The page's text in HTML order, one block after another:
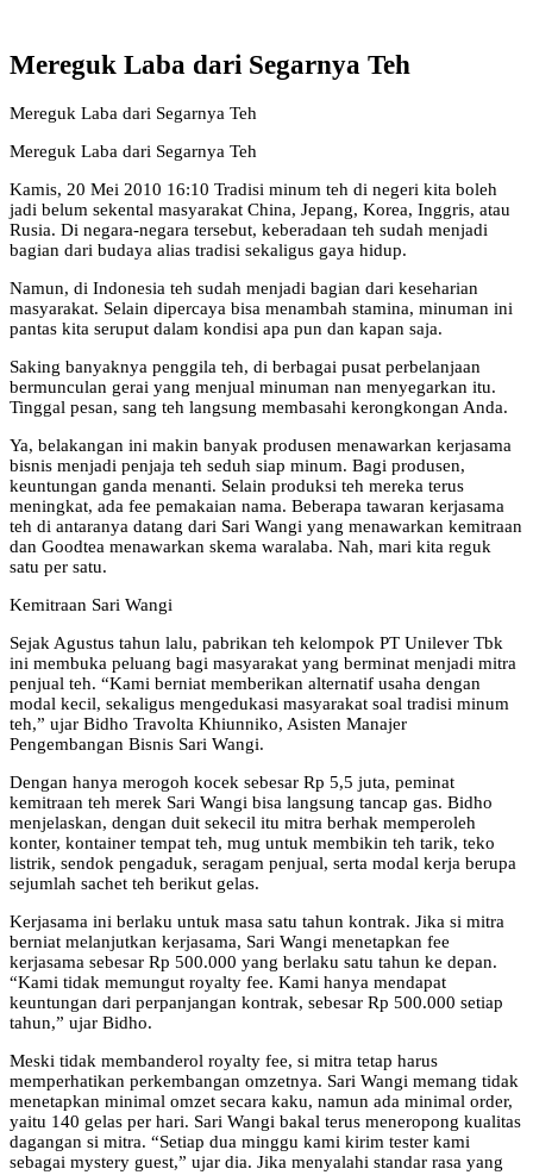
Mereguk Laba dari Segarnya Teh
Mereguk Laba dari Segarnya Teh
Mereguk Laba dari Segarnya Teh
Kamis, 20 Mei 2010 16:10 Tradisi minum teh di negeri kita boleh
jadi belum sekental masyarakat China, Jepang, Korea, Inggris, atau
Rusia. Di negara-negara tersebut, keberadaan teh sudah menjadi
bagian dari budaya alias tradisi sekaligus gaya hidup.
Namun, di Indonesia teh sudah menjadi bagian dari keseharian
masyarakat. Selain dipercaya bisa menambah stamina, minuman ini
pantas kita seruput dalam kondisi apa pun dan kapan saja.
Saking banyaknya penggila teh, di berbagai pusat perbelanjaan
bermunculan gerai yang menjual minuman nan menyegarkan itu.
Tinggal pesan, sang teh langsung membasahi kerongkongan Anda.
Ya, belakangan ini makin banyak produsen menawarkan kerjasama
bisnis menjadi penjaja teh seduh siap minum. Bagi produsen,
keuntungan ganda menanti. Selain produksi teh mereka terus
meningkat, ada fee pemakaian nama. Beberapa tawaran kerjasama
teh di antaranya datang dari Sari Wangi yang menawarkan kemitraan
dan Goodtea menawarkan skema waralaba. Nah, mari kita reguk
satu per satu.
Kemitraan Sari Wangi
Sejak Agustus tahun lalu, pabrikan teh kelompok PT Unilever Tbk
ini membuka peluang bagi masyarakat yang berminat menjadi mitra
penjual teh. “Kami berniat memberikan alternatif usaha dengan
modal kecil, sekaligus mengedukasi masyarakat soal tradisi minum
teh,” ujar Bidho Travolta Khiunniko, Asisten Manajer
Pengembangan Bisnis Sari Wangi.
Dengan hanya merogoh kocek sebesar Rp 5,5 juta, peminat
kemitraan teh merek Sari Wangi bisa langsung tancap gas. Bidho
menjelaskan, dengan duit sekecil itu mitra berhak memperoleh
konter, kontainer tempat teh, mug untuk membikin teh tarik, teko
listrik, sendok pengaduk, seragam penjual, serta modal kerja berupa
sejumlah sachet teh berikut gelas.
Kerjasama ini berlaku untuk masa satu tahun kontrak. Jika si mitra
berniat melanjutkan kerjasama, Sari Wangi menetapkan fee
kerjasama sebesar Rp 500.000 yang berlaku satu tahun ke depan.
“Kami tidak memungut royalty fee. Kami hanya mendapat
keuntungan dari perpanjangan kontrak, sebesar Rp 500.000 setiap
tahun,” ujar Bidho.
Meski tidak membanderol royalty fee, si mitra tetap harus
memperhatikan perkembangan omzetnya. Sari Wangi memang tidak
menetapkan minimal omzet secara kaku, namun ada minimal order,
yaitu 140 gelas per hari. Sari Wangi bakal terus meneropong kualitas
dagangan si mitra. “Setiap dua minggu kami kirim tester kami
sebagai mystery guest,” ujar dia. Jika menyalahi standar rasa yang